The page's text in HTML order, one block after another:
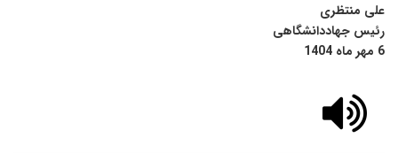
علی منتظری
رئیس جهاددانشگاهی
6 مهر ماه 1404